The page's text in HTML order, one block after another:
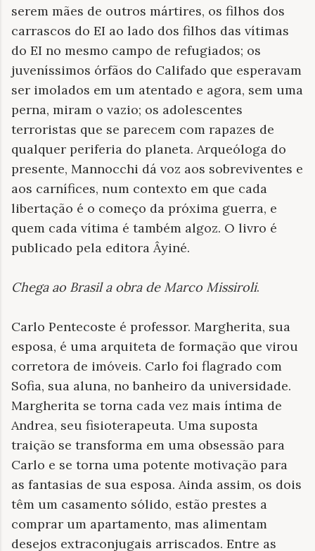
serem mães de outros mártires, os filhos dos
carrascos do EI ao lado dos filhos das vítimas
do EI no mesmo campo de refugiados; os
juveníssimos órfãos do Califado que esperavam
ser imolados em um atentado e agora, sem uma
perna, miram o vazio; os adolescentes
terroristas que se parecem com rapazes de
qualquer periferia do planeta. Arqueóloga do
presente, Mannocchi dá voz aos sobreviventes e
aos carnífices, num contexto em que cada
libertação é o começo da próxima guerra, e
quem cada vítima é também algoz. O livro é
publicado pela editora Âyiné.
Chega ao Brasil a obra de Marco Missiroli.
Carlo Pentecoste é professor. Margherita, sua
esposa, é uma arquiteta de formação que virou
corretora de imóveis. Carlo foi flagrado com
Sofia, sua aluna, no banheiro da universidade.
Margherita se torna cada vez mais íntima de
Andrea, seu fisioterapeuta. Uma suposta
traição se transforma em uma obsessão para
Carlo e se torna uma potente motivação para
as fantasias de sua esposa. Ainda assim, os dois
têm um casamento sólido, estão prestes a
comprar um apartamento, mas alimentam
desejos extraconjugais arriscados. Entre as